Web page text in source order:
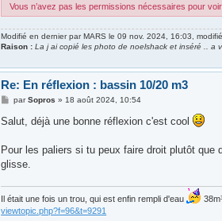
Vous n’avez pas les permissions nécessaires pour
Modifié en dernier parMARS le 09 nov. 2024, 16:03,
Raison : La j ai copié les photo de noelshack et inséré .. a
Re: En réflexion : bassin 10/20 m3
M
s
s
g
e
parSopros » 18 août 2024, 10:54
Salut, déjà une bonne réflexion c'est cool
Pour les paliers si tu peux faire droit plutôt
glisse.
Il était une fois un trou, qui est enfin rempli d'eau
viewtopic.php?f=96&t=9291